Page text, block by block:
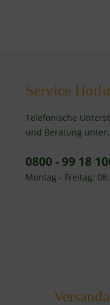
Service
Telefonische
und Beratung unter:
0800 - 99 18
Montag - Freitag: